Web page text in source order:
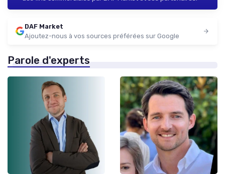
DAF Market
Ajoutez-nous à vos sources préférées sur Google
Parole d'experts